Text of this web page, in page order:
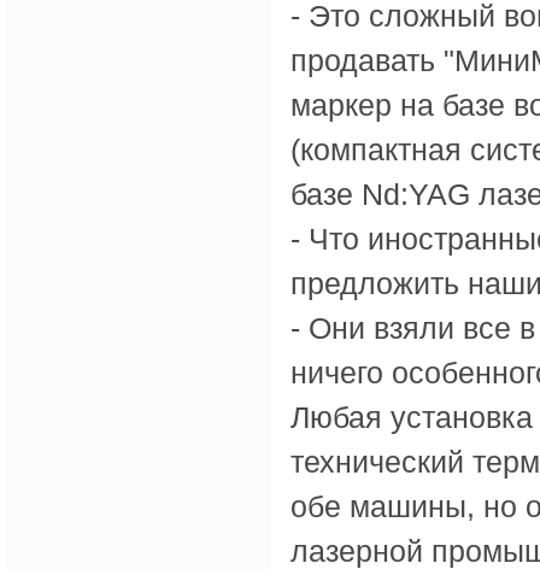
- Это сложный
продавать
маркер на базе
(компактная
базе Nd:YAG
- Что
предложить
- Они взяли все
ничего
Любая
технический
обе машины, но
лазерной